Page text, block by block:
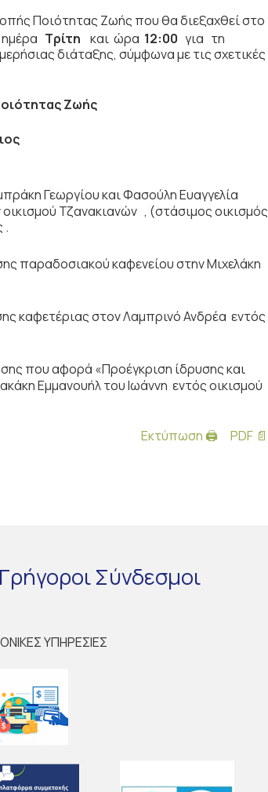
Ποιότητας Ζωής που θα διεξαχθεί στο
ημέρα Τρίτη και ώρα 12:00 για τη
διάταξης, σύμφωνα με τις σχετικές
Ζωής
Γεωργίου και Φασούλη Ευαγγελία
Τζανακιανών , (στάσιμος οικισμός
.
παραδοσιακού καφενείου στην Μιχελάκη
καφετέριας στον Λαμπρινό Ανδρέα εντός
που αφορά «Προέγκριση ίδρυσης και
Εμμανουήλ του Ιωάννη εντός οικισμού
Εκτύπωση 🖨
PDF 📄
ΓρήγοροιΣύνδεσμοι
ΥΠΗΡΕΣΙΕΣ